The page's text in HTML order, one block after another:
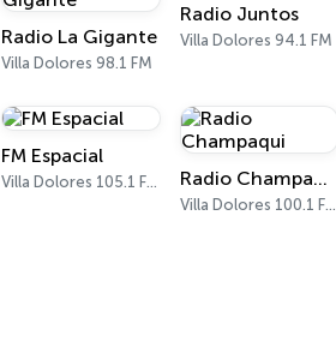
Radio La Gigante
Villa Dolores 98.1 FM
Radio Juntos
Villa Dolores 94.1 FM
FM Espacial
Villa Dolores 105.1 FM Radio Champaqui
Villa Dolores 100.1 FM